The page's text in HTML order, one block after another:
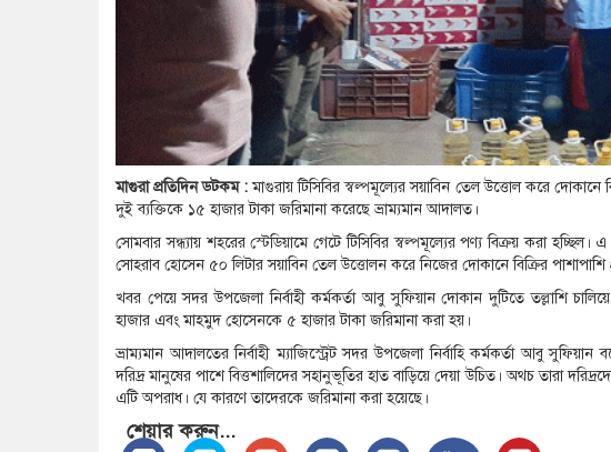
মাগুরা প্রতিদিন ডটকম :মাগুরায় টিসিবির স্বল্পমূল্যের সয়াবিন তেল উত্তোল করে
দুই ব্যক্তিকে ১৫ হাজার টাকা জরিমানা করেছে ভ্রাম্যমান আদালত।
সোমবার সন্ধ্যায় শহরের স্টেডিয়ামে গেটে টিসিবির স্বল্পমূল্যের পণ্য বিক্রয় করা
সোহরাব হোসেন ৫০ লিটার সয়াবিন তেল উত্তোলন করে নিজের দোকানে বিক্রির
খবর পেয়ে সদর উপজেলা নির্বাহী কর্মকর্তা আবু সুফিয়ান দোকান দুটিতে তল্লাশি
হাজার এবং মাহমুদ হোসেনকে ৫ হাজার টাকা জরিমানা করা হয়।
ভ্রাম্যমান আদালতের নির্বাহী ম্যাজিস্ট্রেট সদর উপজেলা নির্বাহি কর্মকর্তা আবু সুফিয়ান
দরিদ্র মানুষের পাশে বিত্তশালিদের সহানুভূতির হাত বাড়িয়ে দেয়া উচিত। অথচ তারা
এটি অপরাধ। যে কারণে তাদেরকে জরিমানা করা হয়েছে।
শেয়ার করুন...